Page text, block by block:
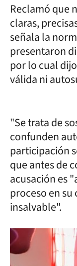
Reclamó que
claras,
señala la
presentaron
por lo cual
válida ni
"Se trata de
confunden
participación
que antes de
acusación es
proceso en
insalvable".